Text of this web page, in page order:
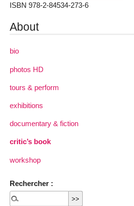
ISBN 978-2-84534-273-6
About
bio
photos HD
tours & perform
exhibitions
documentary & fiction
critic’s book
workshop
Rechercher :